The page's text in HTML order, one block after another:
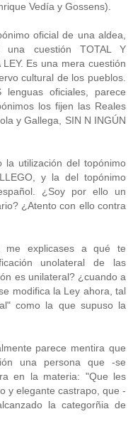
Vedía y Gossens).
oficial de una aldea,
cuestión TOTAL Y
LEY. Es una mera cuestión
cultural de los pueblos.
oficiales, parece
los fijen las Reales
y Gallega, SIN N INGÚN
la utilización del topónimo
y la del topónimo
¿Soy por ello un
¿Atento con ello contra
me explicases a qué te
unolateral de las
es unilateral? ¿cuando a
modifica la Ley ahora, tal
como la que supuso la
parece mentira que
una persona que -se
en la materia: "Que les
y elegante castrapo, que -
la categorñia de